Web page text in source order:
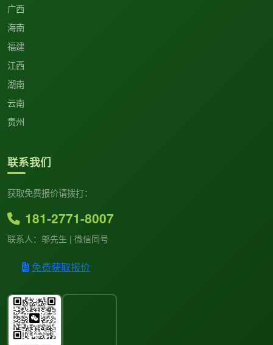
广西
海南
福建
江西
湖南
云南
贵州
联系我们
获取免费报价请拨打：
181-2771-8007
联系人：邬先生 | 微信同号
免费获取报价